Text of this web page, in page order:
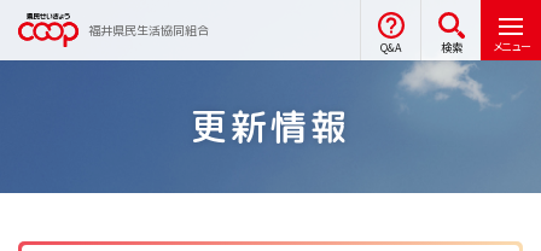
福井県民生活協同組合
Q&A 検索 メニュー
更新情報